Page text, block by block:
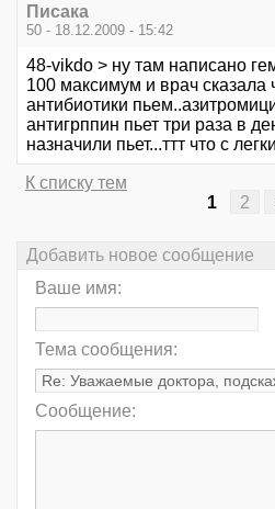
Писака
50 - 18.12.2009 - 15:42
48-vikdo > ну там написано
100 максимум и врач
антибиотики
антигрппин пьет три раза в
назначили пьет...ттт что с
К списку тем
1
2
Добавить новое сообщение
Ваше имя:
Тема сообщения:
Сообщение: